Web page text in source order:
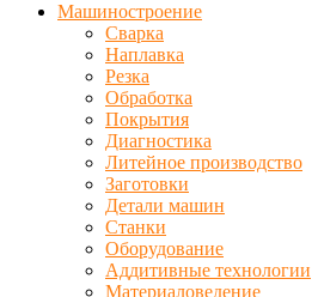
Машиностроение
Сварка
Наплавка
Резка
Обработка
Покрытия
Диагностика
Литейное производство
Заготовки
Детали машин
Станки
Оборудование
Аддитивные технологии
Материаловедение